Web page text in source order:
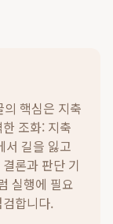
핵심은 지축
조화: 지축
서 길을 잃고
론과 판단 기
실행에 필요
합니다.